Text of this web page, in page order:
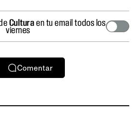
Culturaen tu email todos los
viernes
Comentar